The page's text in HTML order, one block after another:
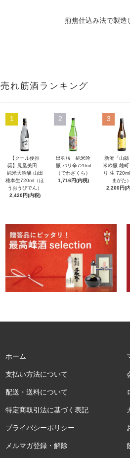
煎焦仕込み法で製造
売れ筋酒ランキング
1
【クール便推
奨】鳳凰美田
純米大吟醸 山田
穂本生720ml（ほ
うおうびでん）
2,420円(内税)
2
出羽桜 純米吟
醸 バリ辛720ml
（でわざくら）
1,716円(内税)
3
新流「山縣
米吟醸 雄町
り 生
まがた）
2,200円(
ホーム
支払い方法について
配送・送料について
特定商取引法に基づく表記
プライバシーポリシー
メルマガ登録・解除